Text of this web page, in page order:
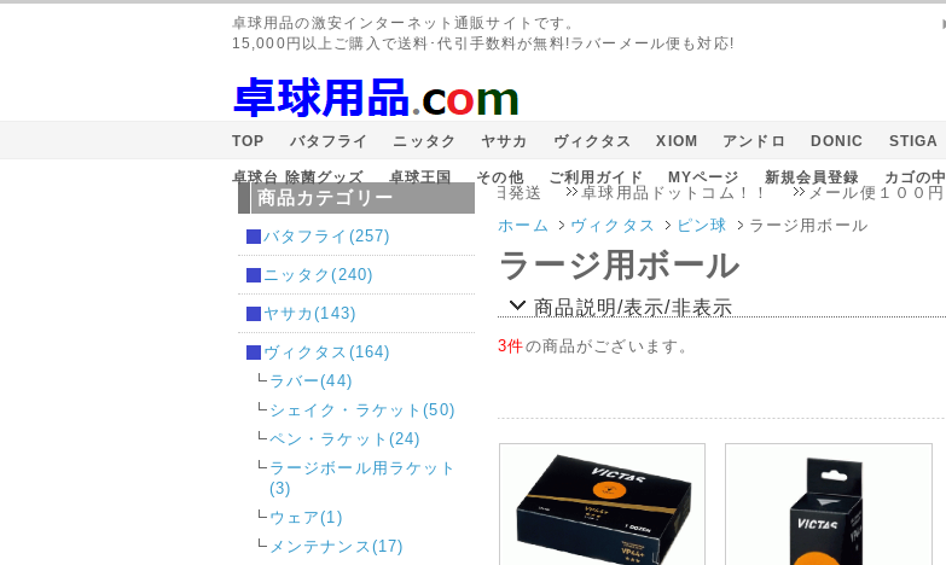
卓球用品の激安インターネット通販サイトです。
15,000円以上ご購入で送料･代引手数料が無料!ラバーメール便も対応!
TOP バタフライ ニッタク ヤサカ ヴィクタス XIOM アンドロ DONIC STIGA
卓球台 除菌グッズ 卓球王国 その他 ご利用ガイド MYページ 新規会員登録 カゴの中
在庫のあるものは即日発送 卓球用品ドットコム！！
メール便１００円！
ホーム
ヴィクタス ピン球 ラージ用ボール
ラージ用ボール
商品説明/表示/非表示
3件の商品がございます。
商品カテゴリー
バタフライ(257)
ニッタク(240)
ヤサカ(143)
ヴィクタス(164)
ラバー(44)
シェイク・ラケット(50)
ペン・ラケット(24)
ラージボール用ラケット
(3)
ウェア(1)
メンテナンス(17)